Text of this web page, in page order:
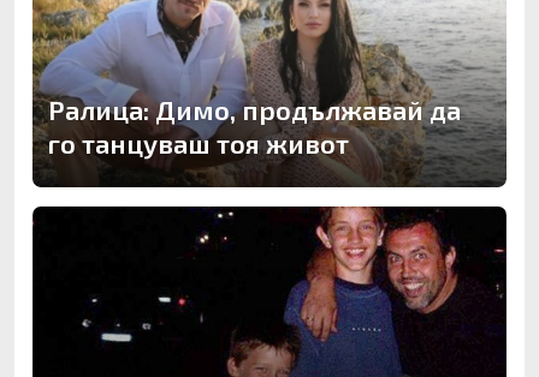
Ралица: Димо, продължавай да
го танцуваш тоя живот